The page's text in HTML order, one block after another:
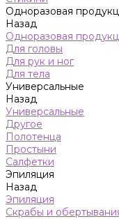
Одноразовая
Назад
Одноразовая
Для головы
Для рук и ног
Для тела
Универсальные
Назад
Универсальные
Другое
Полотенца
Простыни
Салфетки
Эпиляция
Назад
Эпиляция
Скрабы и